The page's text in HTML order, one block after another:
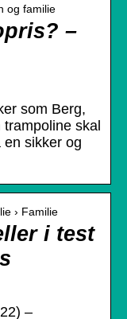
og familie
–
som Berg,
skal
en sikker og
› Familie
i test
–